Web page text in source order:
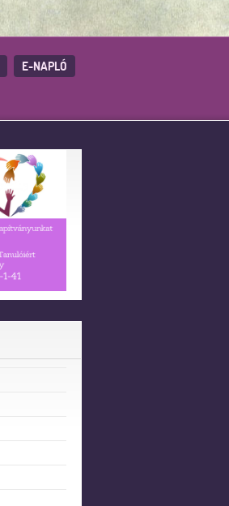
E-NAPLÓ